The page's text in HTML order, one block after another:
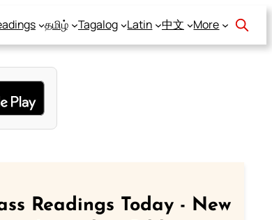
தமிழ் Tagalog Latin 中文 More
Readings Today - New